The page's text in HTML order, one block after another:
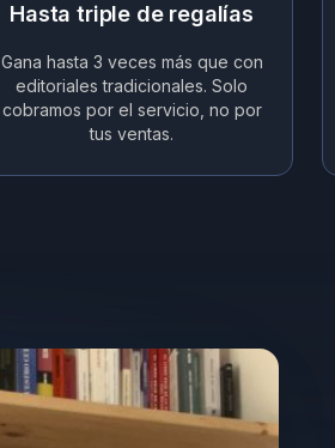
Hasta triple de regalías
Gana hasta 3 veces más que con
editoriales tradicionales. Solo
cobramos por el servicio, no por
tus ventas.